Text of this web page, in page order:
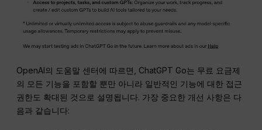
OpenAI의 도움말 센터에 따르면, ChatGPT Go는 무료 요금제
의 모든 기능을 포함할 뿐만 아니라 일반적인 기능에 대한 접근
권한도 확대된 것으로 설명됩니다. 가장 중요한 개선 사항은 다
음과 같습니다: